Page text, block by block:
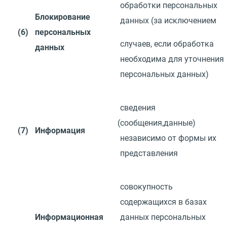
(6)
Блокирование
персональных
данных
обработки персональных
данных (за исключением
случаев, если обработка
необходима для уточнения
персональных данных)
(7) Информация
сведения
(сообщения,данные)
независимо от формы их
представления
Информационная
совокупность
содержащихся в базах
данных персональных